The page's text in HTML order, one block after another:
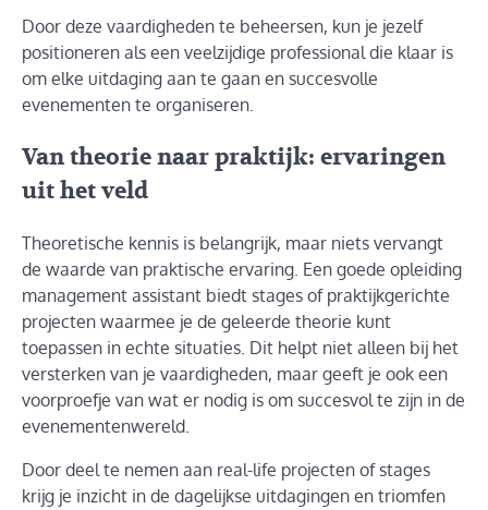
Door deze vaardigheden te beheersen, kun je jezelf
positioneren als een veelzijdige professional die klaar is
om elke uitdaging aan te gaan en succesvolle
evenementen te organiseren.
Van theorie naar praktijk: ervaringen
uit het veld
Theoretische kennis is belangrijk, maar niets vervangt
de waarde van praktische ervaring. Een goede opleiding
management assistant biedt stages of praktijkgerichte
projecten waarmee je de geleerde theorie kunt
toepassen in echte situaties. Dit helpt niet alleen bij het
versterken van je vaardigheden, maar geeft je ook een
voorproefje van wat er nodig is om succesvol te zijn in de
evenementenwereld.
Door deel te nemen aan real-life projecten of stages
krijg je inzicht in de dagelijkse uitdagingen en triomfen